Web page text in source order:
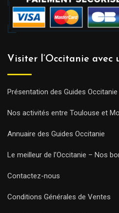
Visiter l’Occitanie avec
Présentation des Guides Occitanie
Nos activités entre Toulouse et
Annuaire des Guides Occitanie
Le meilleur de l’Occitanie – Nos
Contactez-nous
Conditions Générales de Ventes